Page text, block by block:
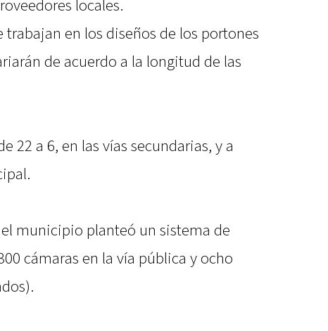
locales.
en los diseños de los portones
de acuerdo a la longitud de las
22 a 6, en las vías secundarias, y a
municipio planteó un sistema de
cámaras en la vía pública y ocho